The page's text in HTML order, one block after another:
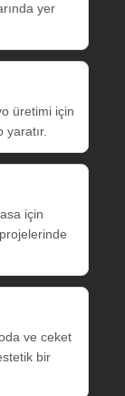
yer
üretimi için
yaratır.
için
ve ceket
bir